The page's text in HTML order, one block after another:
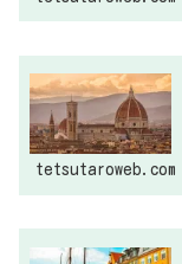
tetsutaroweb.com